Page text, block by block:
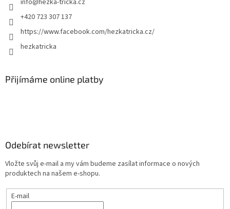
+420 723 307 137
https://www.facebook.com/hezkatricka.cz/
hezkatricka
Přijímáme online platby
Odebírat newsletter
Vložte svůj e-mail a my vám budeme zasílat informace o nových
produktech na našem e-shopu.
E-mail